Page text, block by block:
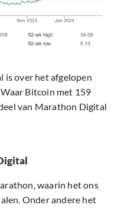
is over het afgelopen
Bitcoin met 159
van Marathon Digital
waarin het ons
Onder andere het